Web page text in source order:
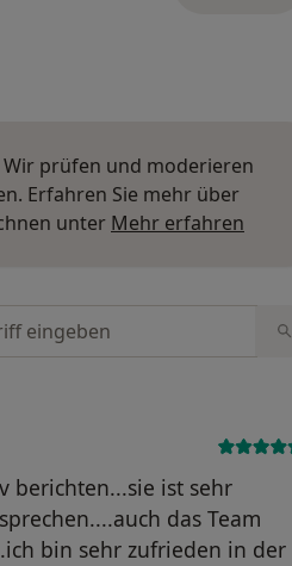
Wir prüfen und moderieren
Erfahren Sie mehr über
unter Mehr erfahren
durchsuchen
berichten...sie ist sehr
das Team
bin sehr zufrieden in der